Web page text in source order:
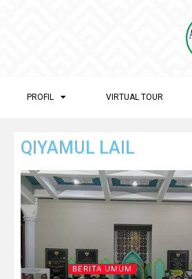
PROFIL VIRTUAL TOUR
QIYAMUL LAIL
BERITA UMUM